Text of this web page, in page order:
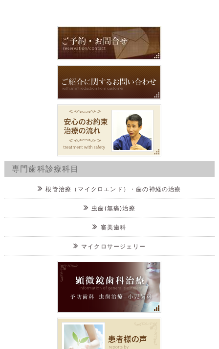
専門歯科診療科目
根管治療（マイクロエンド）・歯の神経の治療
虫歯(無痛)治療
審美歯科
マイクロサージェリー